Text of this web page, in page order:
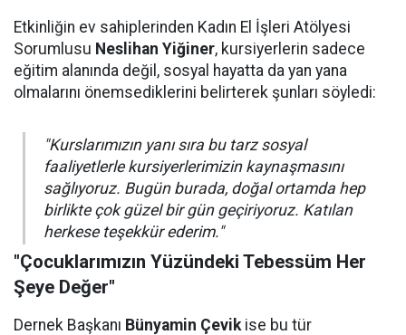
Etkinliğin ev sahiplerinden Kadın El İşleri Atölyesi
Sorumlusu Neslihan Yiğiner, kursiyerlerin sadece
eğitim alanında değil, sosyal hayatta da yan yana
olmalarını önemsediklerini belirterek şunları söyledi:
"Kurslarımızın yanı sıra bu tarz sosyal
faaliyetlerle kursiyerlerimizin kaynaşmasını
sağlıyoruz. Bugün burada, doğal ortamda hep
birlikte çok güzel bir gün geçiriyoruz. Katılan
herkese teşekkür ederim."
"Çocuklarımızın Yüzündeki Tebessüm Her
Şeye Değer"
Dernek Başkanı Bünyamin Çevikise bu tür